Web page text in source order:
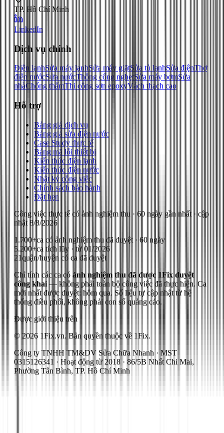
TP. Hồ Chí Minh
LinkedIn
Dịch vụ chính
Điện lạnhSửa máy lạnhSửa máy giặtSửa tủ lạnhSửa điệnThợ
điện nướcSửa nướcThông cống nghẹtSửa máy bơmSửa
nhàChống thấmThi công sơn epoxyVách thạch cao
Hỗ trợ
Bảng giá dịch vụ
Bảng giá sửa điện nước
Case Study thực tế
Bảng mã lỗi thiết bị
Kiến thức điện lạnh
Kiến thức điện nước
Nhật ký công việc
Chính sách bảo hành
Đặt hẹn
Công việc thực tế có ảnh nghiệm thu · 60 ngày gần nhất · cập
nhật 8/8/2026
1.700+ca có ảnh nghiệm thu đã duyệt · 60 ngày
5.200+ca tích lũy · từ 01/2026
21quận/huyện có ca đã duyệt
Chỉ tính các ca có ảnh nghiệm thu đã được 1Fix duyệt
công khai — không phải toàn bộ công việc đã thực hiện. Ca
mới nhất được duyệt: hôm qua. Số liệu tự cập nhật từ hệ
thống điều phối, không phải con số quảng cáo.
Được giới thiệu trên
© 2026 1Fix.vn. Bản quyền thuộc về 1Fix.
Công ty TNHH TM&DV Sửa Chữa Nhanh · MST
0315126341 · Hoạt động từ 2018 · 86/5B Nhất Chi Mai,
Phường Tân Bình, TP. Hồ Chí Minh